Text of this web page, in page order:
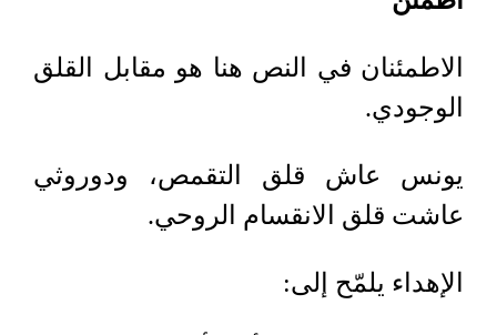
الاطمئنان في النص هنا هو مقابل القلق
الوجودي.
يونس عاش قلق التقمص، ودوروثي
عاشت قلق الانقسام الروحي.
الإهداء يلمّح إلى: